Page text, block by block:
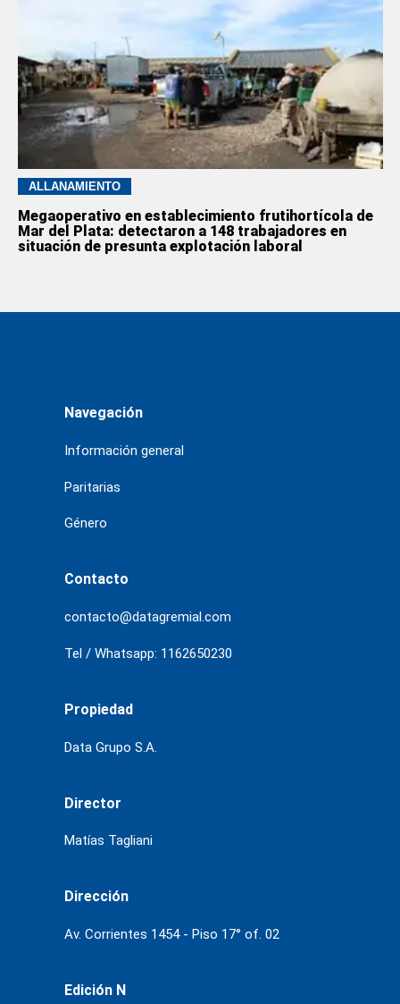
ALLANAMIENTO
Megaoperativo en establecimiento frutihortícola de
Mar del Plata: detectaron a 148 trabajadores en
situación de presunta explotación laboral
Navegación
Información general
Paritarias
Género
Contacto
contacto@datagremial.com
Tel / Whatsapp: 1162650230
Propiedad
Data Grupo S.A.
Director
Matías Tagliani
Dirección
Av. Corrientes 1454 - Piso 17° of. 02
Edición N